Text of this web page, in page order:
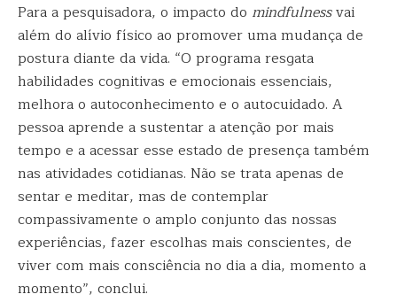
Para a pesquisadora, o impacto do mindfulnessvai
além do alívio físico ao promover uma mudança de
postura diante da vida. “O programa resgata
habilidades cognitivas e emocionais essenciais,
melhora o autoconhecimento e o autocuidado. A
pessoa aprende a sustentar a atenção por mais
tempo e a acessar esse estado de presença também
nas atividades cotidianas. Não se trata apenas de
sentar e meditar, mas de contemplar
compassivamente o amplo conjunto das nossas
experiências, fazer escolhas mais conscientes, de
viver com mais consciência no dia a dia, momento a
momento”, conclui.